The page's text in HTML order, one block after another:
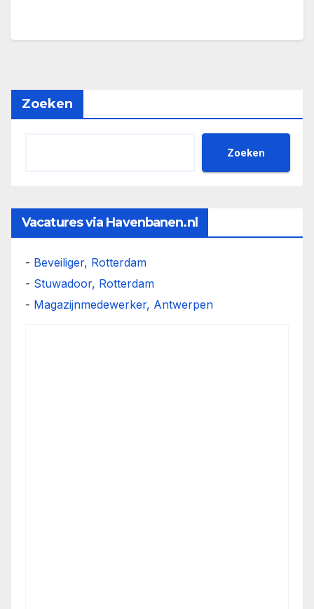
Zoeken
Zoeken
Vacatures via Havenbanen.nl
- Beveiliger, Rotterdam
- Stuwadoor, Rotterdam
- Magazijnmedewerker, Antwerpen